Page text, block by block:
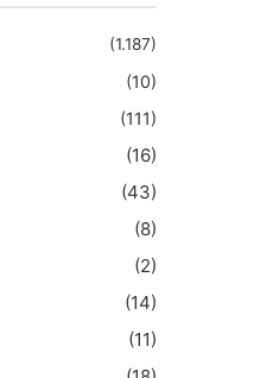
(1.187)
(10)
(111)
(16)
(43)
(8)
(2)
(14)
(11)